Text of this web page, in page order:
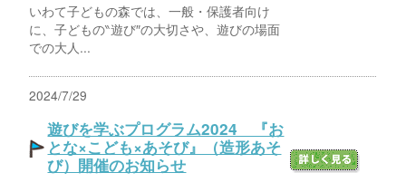
いわて子どもの森では、一般・保護者向け
に、子どもの‶遊び″の大切さや、遊びの場面
での大人...
2024/7/29
遊びを学ぶプログラム2024 『お
とな×こども×あそび』（造形あそ
び）開催のお知らせ